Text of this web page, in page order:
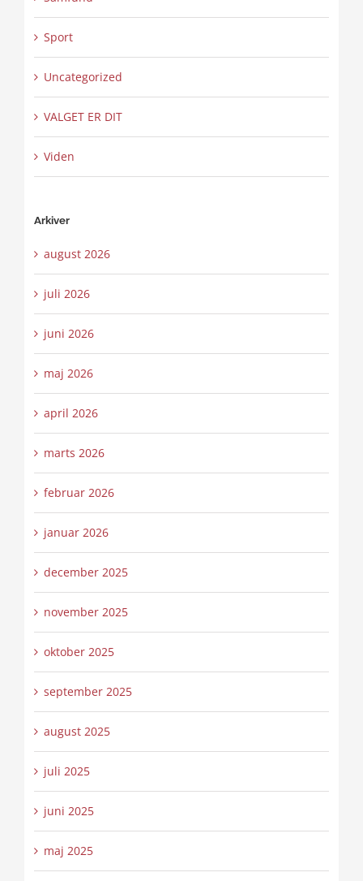
Sport
Uncategorized
VALGET ER DIT
Viden
Arkiver
august 2026
juli 2026
juni 2026
maj 2026
april 2026
marts 2026
februar 2026
januar 2026
december 2025
november 2025
oktober 2025
september 2025
august 2025
juli 2025
juni 2025
maj 2025